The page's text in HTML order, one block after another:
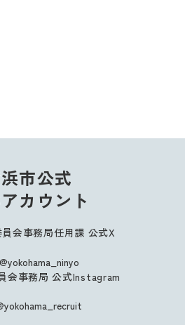
市公式
カウント
会事務局任用課 公式X
@yokohama_ninyo
会事務局 公式Instagram